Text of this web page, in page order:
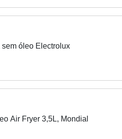
óleo Electrolux
Air Fryer 3,5L, Mondial